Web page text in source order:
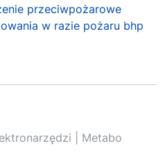
przeciwpożarowe
w razie pożaru bhp
| Metabo